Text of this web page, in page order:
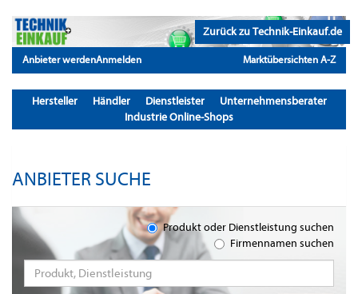
Zurück zu Technik-Einkauf.de
Anbieter werdenAnmelden Marktübersichten A-Z
Hersteller Händler Dienstleister
Unternehmensberater
Industrie Online-Shops
ANBIETER SUCHE
Produkt oder Dienstleistung suchen
Firmennamen suchen